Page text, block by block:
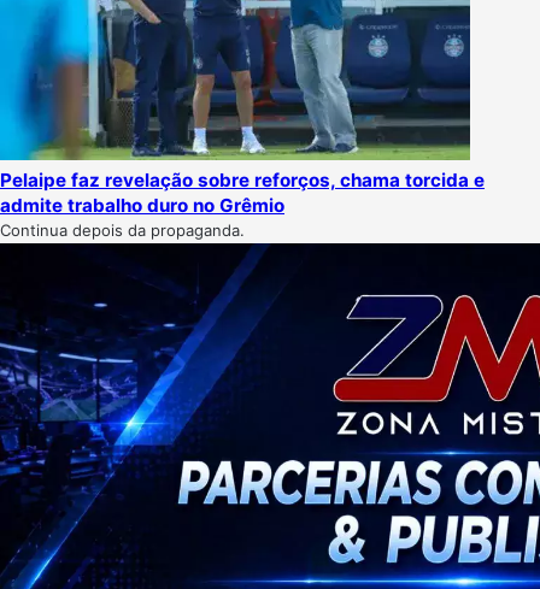
Pelaipe faz revelação sobre reforços, chama torcida e
admite trabalho duro no Grêmio
Continua depois da propaganda.